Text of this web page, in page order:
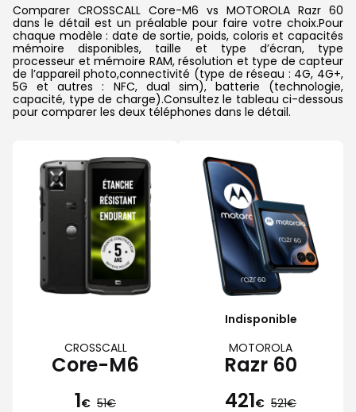
Comparer CROSSCALL Core-M6 vs MOTOROLA Razr 60
dans le détail est un préalable pour faire votre choix.Pour
chaque modèle : date de sortie, poids, coloris et capacités
mémoire disponibles, taille et type d’écran, type
processeur et mémoire RAM, résolution et type de capteur
de l’appareil photo,connectivité (type de réseau : 4G, 4G+,
5G et autres : NFC, dual sim), batterie (technologie,
capacité, type de charge).Consultez le tableau ci-dessous
pour comparer les deux téléphones dans le détail.
CROSSCALL
Core-M6
1€ 51
Indisponible
MOTOROLA
Razr 60
421€ 521